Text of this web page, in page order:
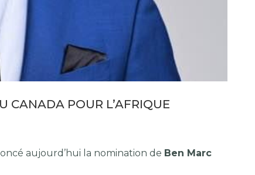
CANADA POUR L’AFRIQUE
aujourd’hui la nomination de Ben Marc